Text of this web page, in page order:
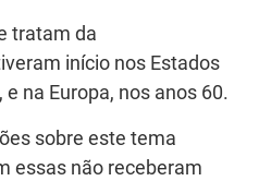
tratam da
início nos Estados
na Europa, nos anos 60.
sobre este tema
essas não receberam